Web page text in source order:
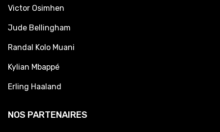
Victor Osimhen
Jude Bellingham
Randal Kolo Muani
Kylian Mbappé
Erling Haaland
NOS PARTENAIRES